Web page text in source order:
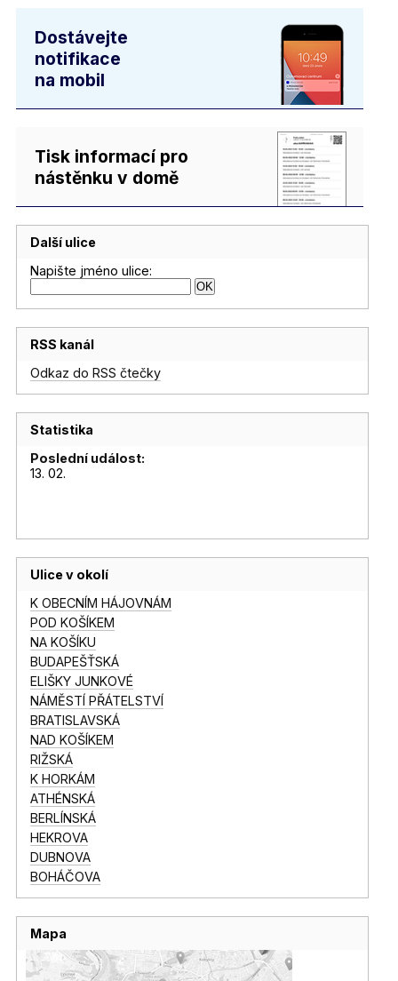
Dostávejte
notifikace
na mobil
Tisk informací pro
nástěnku v domě
Další ulice
Napište jméno ulice:
RSS kanál
Odkaz do RSS čtečky
Statistika
Poslední událost:
13. 02.
Ulice v okolí
K OBECNÍM HÁJOVNÁM
POD KOŠÍKEM
NA KOŠÍKU
BUDAPEŠŤSKÁ
ELIŠKY JUNKOVÉ
NÁMĚSTÍ PŘÁTELSTVÍ
BRATISLAVSKÁ
NAD KOŠÍKEM
RIŽSKÁ
K HORKÁM
ATHÉNSKÁ
BERLÍNSKÁ
HEKROVA
DUBNOVA
BOHÁČOVA
Mapa